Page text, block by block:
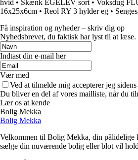
hvid • Skænk EGELEV sort • Voksdug
16x25x6cm • Reol RY 3 hylder eg •
Få inspiration og nyheder – skriv dig op
Nyhedsbrevet, du faktisk har lyst til at læse.
Indtast din e-mail her
Vær med
Ved at tilmelde mig accepterer jeg
Du bliver en del af vores mailliste, når du
Lær os at kende
Bolig Mekka
Bolig Mekka
Velkommen til Bolig Mekka, din pålidelige
sælge din nuværende bolig eller blot vil